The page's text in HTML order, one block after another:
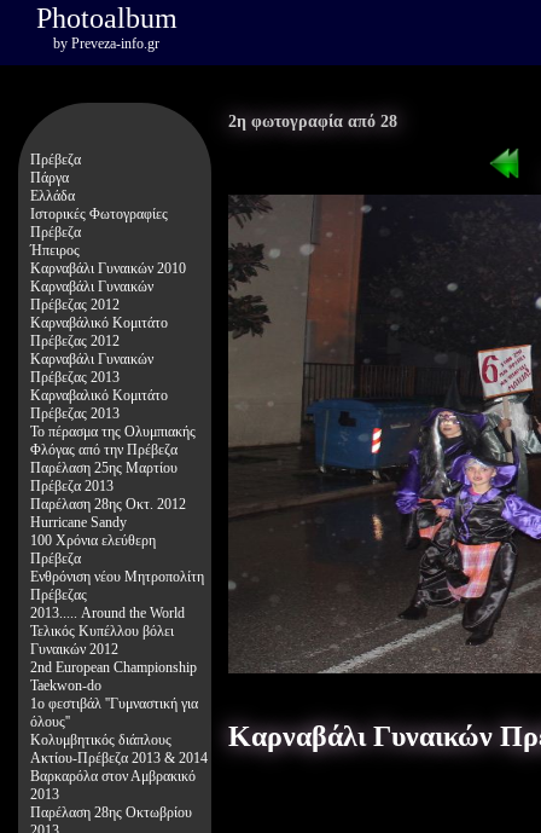
Photoalbum
byPreveza-info.gr
Πρέβεζα
Πάργα
Ελλάδα
Ιστορικές Φωτογραφίες
Πρέβεζα
Ήπειρος
Καρναβάλι Γυναικών 2010
Καρναβάλι Γυναικών
Πρέβεζας 2012
Καρναβάλικό Κομιτάτο
Πρέβεζας 2012
Καρναβάλι Γυναικών
Πρέβεζας 2013
Καρναβαλικό Κομιτάτο
Πρέβεζας 2013
Το πέρασμα της Ολυμπιακής
Φλόγας από την Πρέβεζα
Παρέλαση 25ης Μαρτίου
Πρέβεζα 2013
Παρέλαση 28ης Οκτ. 2012
Hurricane Sandy
100 Χρόνια ελεύθερη
Πρέβεζα
Ενθρόνιση νέου Μητροπολίτη
Πρέβεζας
2013..... Around the World
Τελικός Κυπέλλου βόλει
Γυναικών 2012
2nd European Championship
Taekwon-do
1ο φεστιβάλ ''Γυμναστική για
όλους''
Κολυμβητικός διάπλους
Ακτίου-Πρέβεζα 2013 & 2014
Bαρκαρόλα στον Αμβρακικό
2013
Παρέλαση 28ης Οκτωβρίου
2η φωτογραφία από 28
Καρναβάλι Γυναικών